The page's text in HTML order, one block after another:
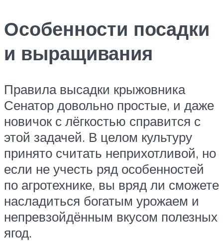
Особенности посадки
и выращивания
Правила высадки крыжовника
Сенатор довольно простые, и даже
новичок с лёгкостью справится с
этой задачей. В целом культуру
принято считать неприхотливой, но
если не учесть ряд особенностей
по агротехнике, вы вряд ли сможете
насладиться богатым урожаем и
непревзойдённым вкусом полезных
ягод.